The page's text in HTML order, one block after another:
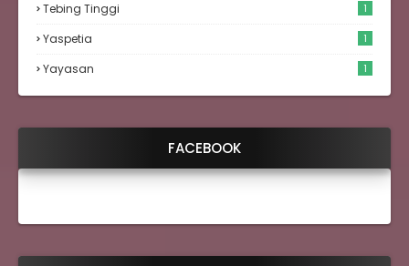
Tebing Tinggi 1
Yaspetia 1
Yayasan 1
FACEBOOK